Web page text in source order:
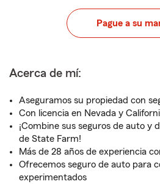
Pague a su
Acerca de mí:
Aseguramos su propiedad con
Con licencia en Nevada y
¡Combine sus seguros de auto y
de State Farm!
Más de 28 años de experiencia
Ofrecemos seguro de auto para
experimentados